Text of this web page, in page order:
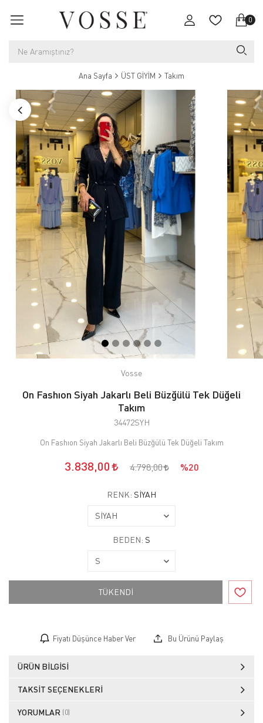
0
Ana Sayfa ÜST GİYİM Takım
Vosse
On Fashıon Siyah Jakarlı Beli Büzğülü Tek Düğeli
Takım
34472SYH
On Fashıon Siyah Jakarlı Beli Büzğülü Tek Düğeli Takım
3.838,00 4.798,00 %20
RENK: SİYAH
BEDEN: S
TÜKENDİ
Fiyatı Düşünce Haber Ver Bu Ürünü Paylaş
ÜRÜN BILGISI
TAKSIT SEÇENEKLERI
YORUMLAR (0)